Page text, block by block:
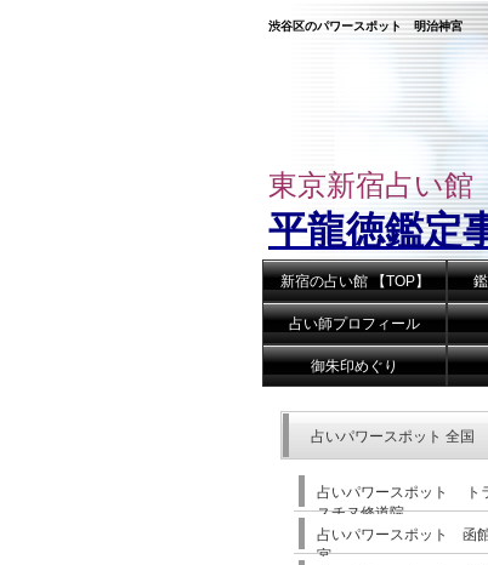
渋谷区のパワースポット 明治神宮
東京新宿占い館
平龍徳鑑定
新宿の占い館 【TOP】
占い師プロフィール
御朱印めぐり
占いパワースポット 全国
占いパワースポット ト
スチヌ修道院
占いパワースポット 函
宮